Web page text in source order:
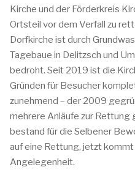
Kirche und der Förderkreis
Ortsteil vor dem Verfall zu
Dorfkirche ist durch
Tagebaue in Delitzsch und
bedroht. Seit 2019 ist die
Gründen für Besucher
zunehmend – der 2009
mehrere Anläufe zur Rettung
bestand für die Selbener
auf eine Rettung, jetzt
Angelegenheit.